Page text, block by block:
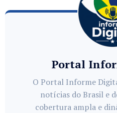
Portal
O Portal Informe
notícias do Brasil e
cobertura ampla e